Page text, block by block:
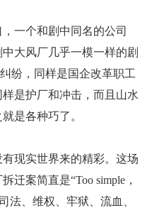
一个和剧中同名的公司
大风厂几乎一模一样的剧
纷，同样是国企改革职工
是护厂和冲击，而且山水
是各种巧了。
现实世界来的精彩。这场
迁案简直是“Too simple，
法、维权、牢狱、流血、